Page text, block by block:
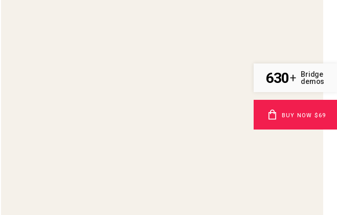
630+
Bridge
demos
BUY NOW $69